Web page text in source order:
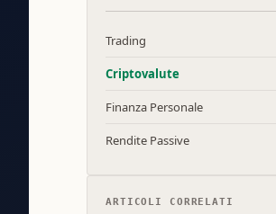
Trading
Criptovalute
Finanza Personale
Rendite Passive
ARTICOLI CORRELATI